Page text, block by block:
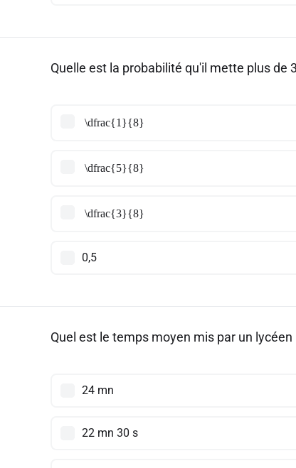
Quelle est la probabilité qu'il mette plus de
\dfrac{1}{8}
\dfrac{5}{8}
\dfrac{3}{8}
0,5
Quel est le temps moyen mis par un
24 mn
22 mn 30 s